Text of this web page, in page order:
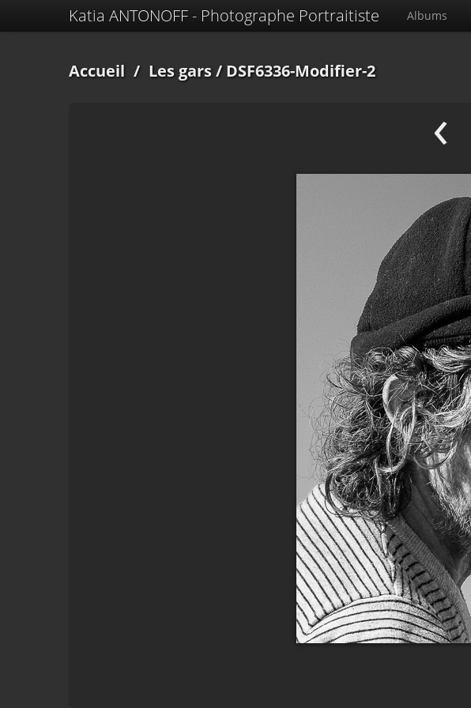
Katia ANTONOFF - Photographe Portraitiste Albums
Accueil / Les gars/ DSF6336-Modifier-2
‹